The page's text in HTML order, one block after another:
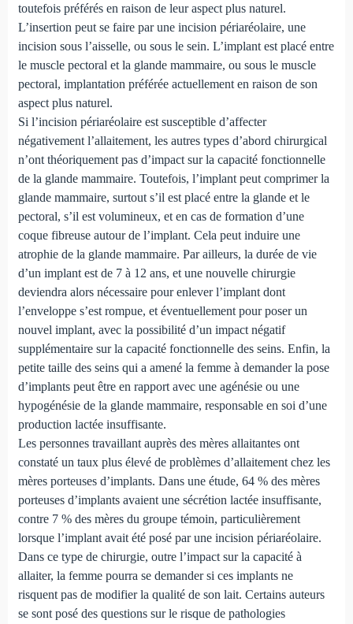
toutefois préférés en raison de leur aspect plus naturel.
L’insertion peut se faire par une incision périaréolaire, une
incision sous l’aisselle, ou sous le sein. L’implant est placé entre
le muscle pectoral et la glande mammaire, ou sous le muscle
pectoral, implantation préférée actuellement en raison de son
aspect plus naturel.
Si l’incision périaréolaire est susceptible d’affecter
négativement l’allaitement, les autres types d’abord chirurgical
n’ont théoriquement pas d’impact sur la capacité fonctionnelle
de la glande mammaire. Toutefois, l’implant peut comprimer la
glande mammaire, surtout s’il est placé entre la glande et le
pectoral, s’il est volumineux, et en cas de formation d’une
coque fibreuse autour de l’implant. Cela peut induire une
atrophie de la glande mammaire. Par ailleurs, la durée de vie
d’un implant est de 7 à 12 ans, et une nouvelle chirurgie
deviendra alors nécessaire pour enlever l’implant dont
l’enveloppe s’est rompue, et éventuellement pour poser un
nouvel implant, avec la possibilité d’un impact négatif
supplémentaire sur la capacité fonctionnelle des seins. Enfin, la
petite taille des seins qui a amené la femme à demander la pose
d’implants peut être en rapport avec une agénésie ou une
hypogénésie de la glande mammaire, responsable en soi d’une
production lactée insuffisante.
Les personnes travaillant auprès des mères allaitantes ont
constaté un taux plus élevé de problèmes d’allaitement chez les
mères porteuses d’implants. Dans une étude, 64 % des mères
porteuses d’implants avaient une sécrétion lactée insuffisante,
contre 7 % des mères du groupe témoin, particulièrement
lorsque l’implant avait été posé par une incision périaréolaire.
Dans ce type de chirurgie, outre l’impact sur la capacité à
allaiter, la femme pourra se demander si ces implants ne
risquent pas de modifier la qualité de son lait. Certains auteurs
se sont posé des questions sur le risque de pathologies